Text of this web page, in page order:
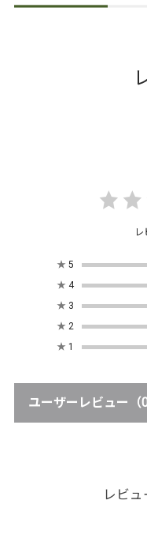
★ 5
★ 4
★ 3
★ 2
★ 1
ユーザーレビュー （
レビュ